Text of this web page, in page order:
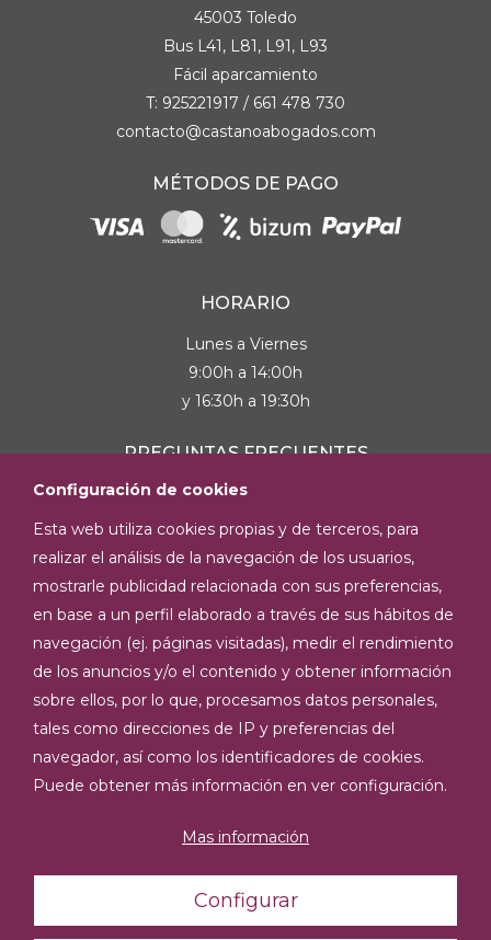
45003 Toledo
Bus L41, L81, L91, L93
Fácil aparcamiento
T: 925221917 / 661 478 730
contacto@castanoabogados.com
MÉTODOS DE PAGO
HORARIO
Lunes a Viernes
9:00h a 14:00h
y 16:30h a 19:30h
PREGUNTAS FRECUENTES
SÍGUENOS
Configuración de cookies
Esta web utiliza cookies propias y de terceros, para
realizar el análisis de la navegación de los usuarios,
mostrarle publicidad relacionada con sus preferencias,
en base a un perfil elaborado a través de sus hábitos de
navegación (ej. páginas visitadas), medir el rendimiento
de los anuncios y/o el contenido y obtener información
sobre ellos, por lo que, procesamos datos personales,
tales como direcciones de IP y preferencias del
navegador, así como los identificadores de cookies.
Puede obtener más información en ver configuración.
Mas información
Configurar